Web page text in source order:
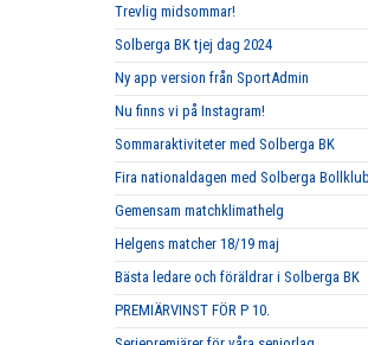
Trevlig midsommar!
Solberga BK tjej dag 2024
Ny app version från SportAdmin
Nu finns vi på Instagram!
Sommaraktiviteter med Solberga BK
Fira nationaldagen med Solberga
Gemensam matchklimathelg
Helgens matcher 18/19 maj
Bästa ledare och föräldrar i Solberga BK
PREMIÄRVINST FÖR P 10.